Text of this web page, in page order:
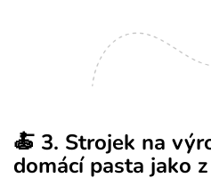
🍝 3. Strojek na
domácí pasta jako